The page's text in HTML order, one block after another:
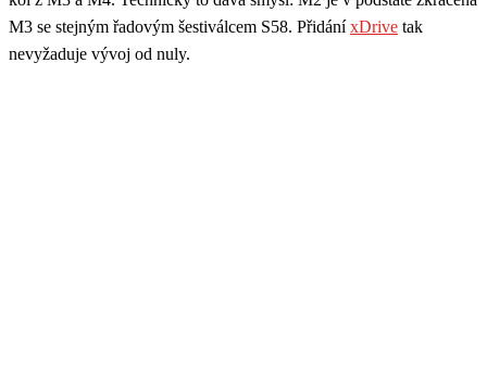
M3 se stejným řadovým šestiválcem S58. PřidáníxDrive tak
nevyžaduje vývoj od nuly.